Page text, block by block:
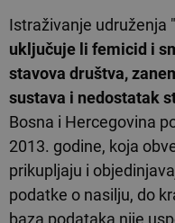
Istraživanje udruženja
uključuje li femicid i
stavova društva,
sustava i nedostatak
Bosna i Hercegovina
2013. godine, koja
prikupljaju i
podatke o nasilju, do
baza podataka nije